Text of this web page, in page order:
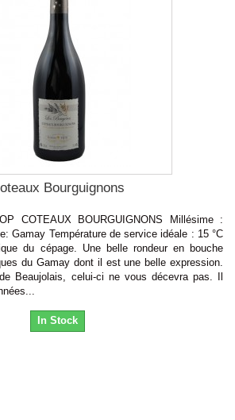
Bourguignons
BOURGUIGNONS Millésime :
Gamay Température de service idéale : 15 °C
du cépage. Une belle rondeur en bouche
du Gamay dont il est une belle expression.
Beaujolais, celui-ci ne vous décevra pas. Il
In Stock